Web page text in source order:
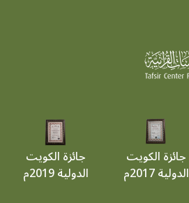
جائزة الكويت
الدولية 2017م
جائزة الكويت
الدولية 2019م